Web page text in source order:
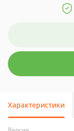
Характеристики